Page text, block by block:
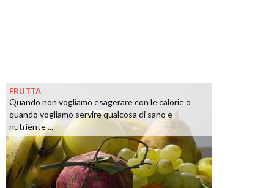
FRUTTA
Quando non vogliamo esagerare con le calorie o
quando vogliamo servire qualcosa di sano e
nutriente ...